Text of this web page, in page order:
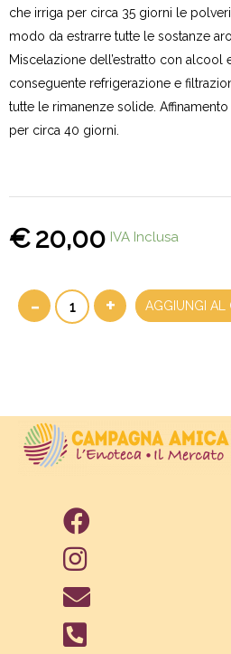
che irriga per circa 35 giorni le
modo da estrarre tutte le sostanze
Miscelazione dell’estratto con alcool
conseguente refrigerazione e
tutte le rimanenze solide. Affinamento
per circa 40 giorni.
20,00
€ IVA Inclusa
- + AGGIUNGI AL